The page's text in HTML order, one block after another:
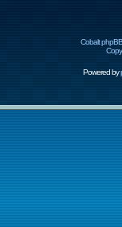
Cobalt
Powered by